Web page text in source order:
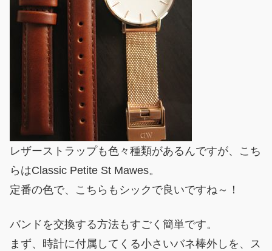
レザーストラップも色々種類があるんですが、こち
らはClassic Petite St Mawes。
定番の色で、こちらもシックで良いですね～！
バンドを交換する方法もすごく簡単です。
まず、時計に付属してくる小さいバネ棒外しを、ス